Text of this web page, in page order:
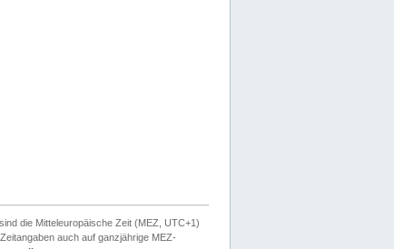
die Mitteleuropäische Zeit (MEZ, UTC+1)
auch auf ganzjährige MEZ-